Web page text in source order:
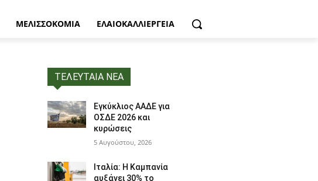
ΜΕΛΙΣΣΟΚΟΜΙΑ ΕΛΑΙΟΚΑΛΛΙΈΡΓΕΙΑ
ΤΕΛΕΥΤΑΙΑ ΝΕΑ
Εγκύκλιος ΑΑΔΕ για
ΟΣΔΕ 2026 και
κυρώσεις
5 Αυγούστου, 2026
Ιταλία: Η Καμπανία
αυξάνει 30% το